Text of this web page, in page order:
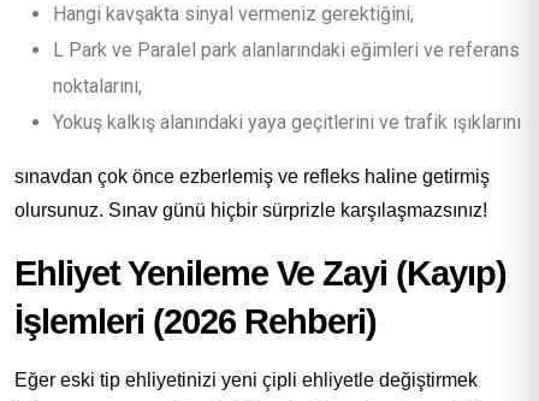
Hangi kavşakta sinyal vermeniz gerektiğini,
L Park ve Paralel park alanlarındaki eğimleri ve referans
noktalarını,
Yokuş kalkış alanındaki yaya geçitlerini ve trafik ışıklarını
sınavdan çok önce ezberlemiş ve refleks haline getirmiş
olursunuz. Sınav günü hiçbir sürprizle karşılaşmazsınız!
Ehliyet Yenileme Ve Zayi (Kayıp)
İşlemleri (2026 Rehberi)
Eğer eski tip ehliyetinizi yeni çipli ehliyetle değiştirmek